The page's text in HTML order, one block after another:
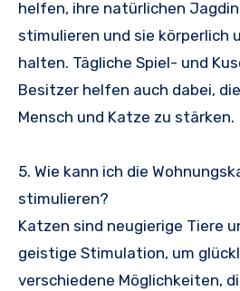
helfen, ihre natürlichen
stimulieren und sie körperlich
halten. Tägliche Spiel- und
Besitzer helfen auch dabei,
Mensch und Katze zu stärken.
5. Wie kann ich die
stimulieren?
Katzen sind neugierige Tiere
geistige Stimulation, um
verschiedene Möglichkeiten,